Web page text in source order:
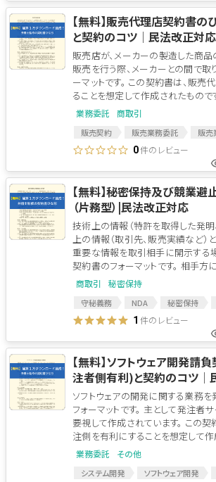
【無料】販売代理店契約書
と契約のコツ│民法改正対
販売店が、メーカーの製造した商
販売を行う際、メーカーとの間で
ーマットです。 この契約書は、販売
ることを想定して作成されたもので
業務委託 商取引
販売契約 販売業務委託 販売
代理店契約
販売
代理店契約書
0件のレビュー
【無料】秘密保持及び競業
（片務型）|民法改正対応
技術上の情報（特許を取得した発明
上の情報（取引先、販売実績など）
重要な情報を取引相手に開示する
契約書のフォーマットです。 相手方
商取引 秘密保持
守秘義務 NDA 秘密保持
コンフィデンシャルアグリーメント
競業避止
片務型 片務型NDA
片務型守秘義務契約
民法改正
1 件のレビュー
【無料】ソフトウェア開発請
注者側有利)と契約のコツ│
ソフトウェアの開発に関する業務
フォーマットです。 主として発注者
要視して作成されています。 この
注側を有利にすることを想定して
業務委託 その他
システム開発 ソフトウェア開発